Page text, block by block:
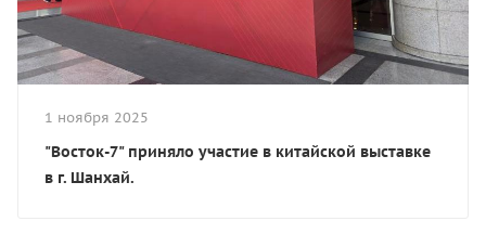
1 ноября 2025
"Восток-7" приняло участие в китайской выставке
в г. Шанхай.